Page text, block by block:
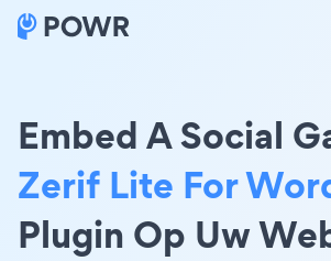
Embed A Social
Zerif Lite For
Plugin Op Uw